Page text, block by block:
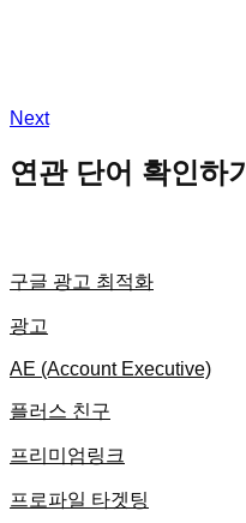
Next
연관 단어 확인하기
구글 광고 최적화
광고
AE (Account Executive)
플러스 친구
프리미엄링크
프로파일 타겟팅